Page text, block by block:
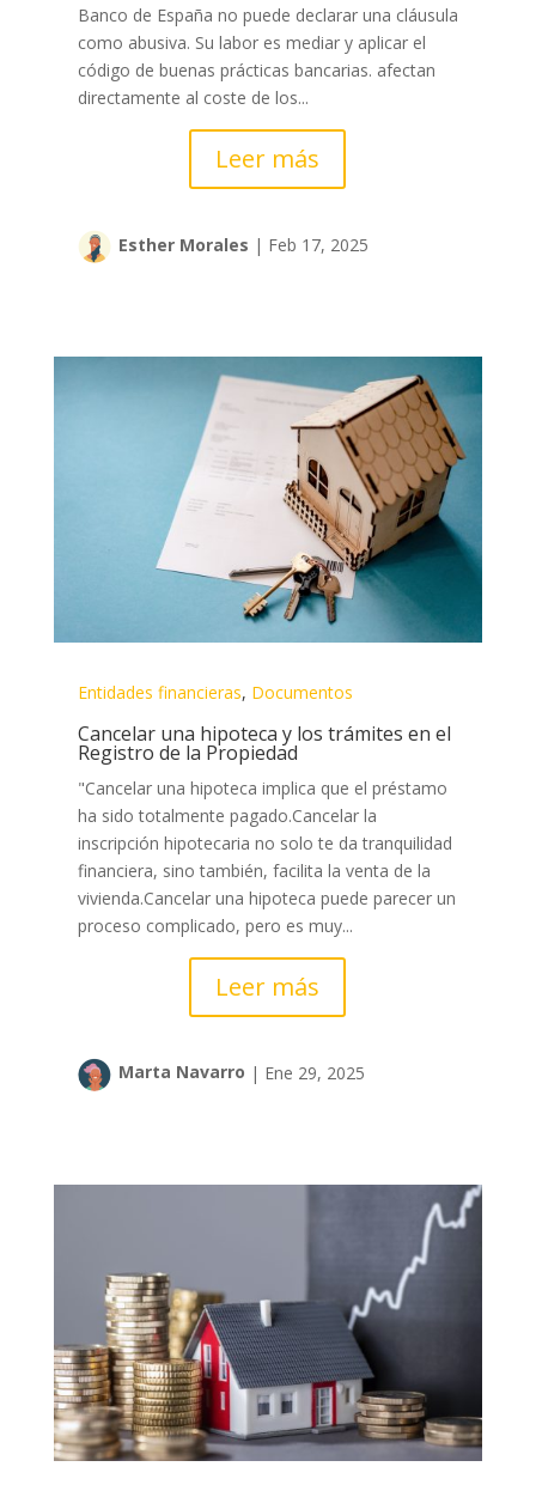
Banco de España no puede declarar una cláusula
como abusiva. Su labor es mediar y aplicar el
código de buenas prácticas bancarias.​ afectan
directamente al coste de los...
Leer más
Esther Morales | Feb 17, 2025
Entidades financieras, Documentos
Cancelar una hipoteca y los trámites en el
Registro de la Propiedad
"Cancelar una hipoteca implica que el préstamo
ha sido totalmente pagado.Cancelar la
inscripción hipotecaria no solo te da tranquilidad
financiera, sino también, facilita la venta de la
vivienda.Cancelar una hipoteca puede parecer un
proceso complicado, pero es muy...
Leer más
Marta Navarro | Ene 29, 2025